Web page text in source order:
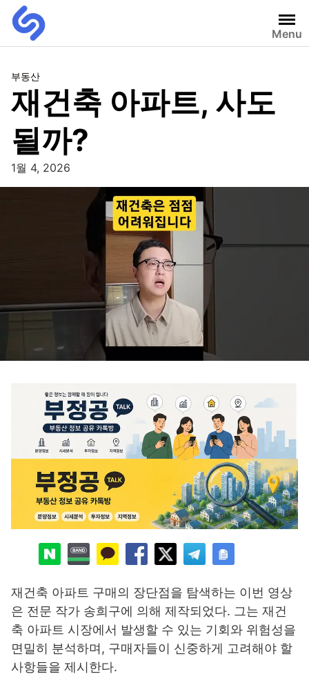
Menu
부동산
재건축 아파트, 사도
될까?
1월 4, 2026
재건축 아파트 구매의 장단점을 탐색하는 이번 영상
은 전문 작가 송희구에 의해 제작되었다. 그는 재건
축 아파트 시장에서 발생할 수 있는 기회와 위험성을
면밀히 분석하며, 구매자들이 신중하게 고려해야 할
사항들을 제시한다.